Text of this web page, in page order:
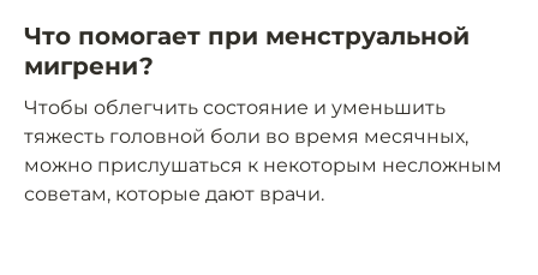
Что помогает при менструальной
мигрени?
Чтобы облегчить состояние и уменьшить
тяжесть головной боли во время месячных,
можно прислушаться к некоторым несложным
советам, которые дают врачи.